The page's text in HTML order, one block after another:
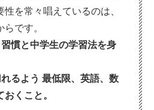
を常々唱えているのは、
らです。
慣と中学生の学習法を身
るよう 最低限、英語、数
くこと。